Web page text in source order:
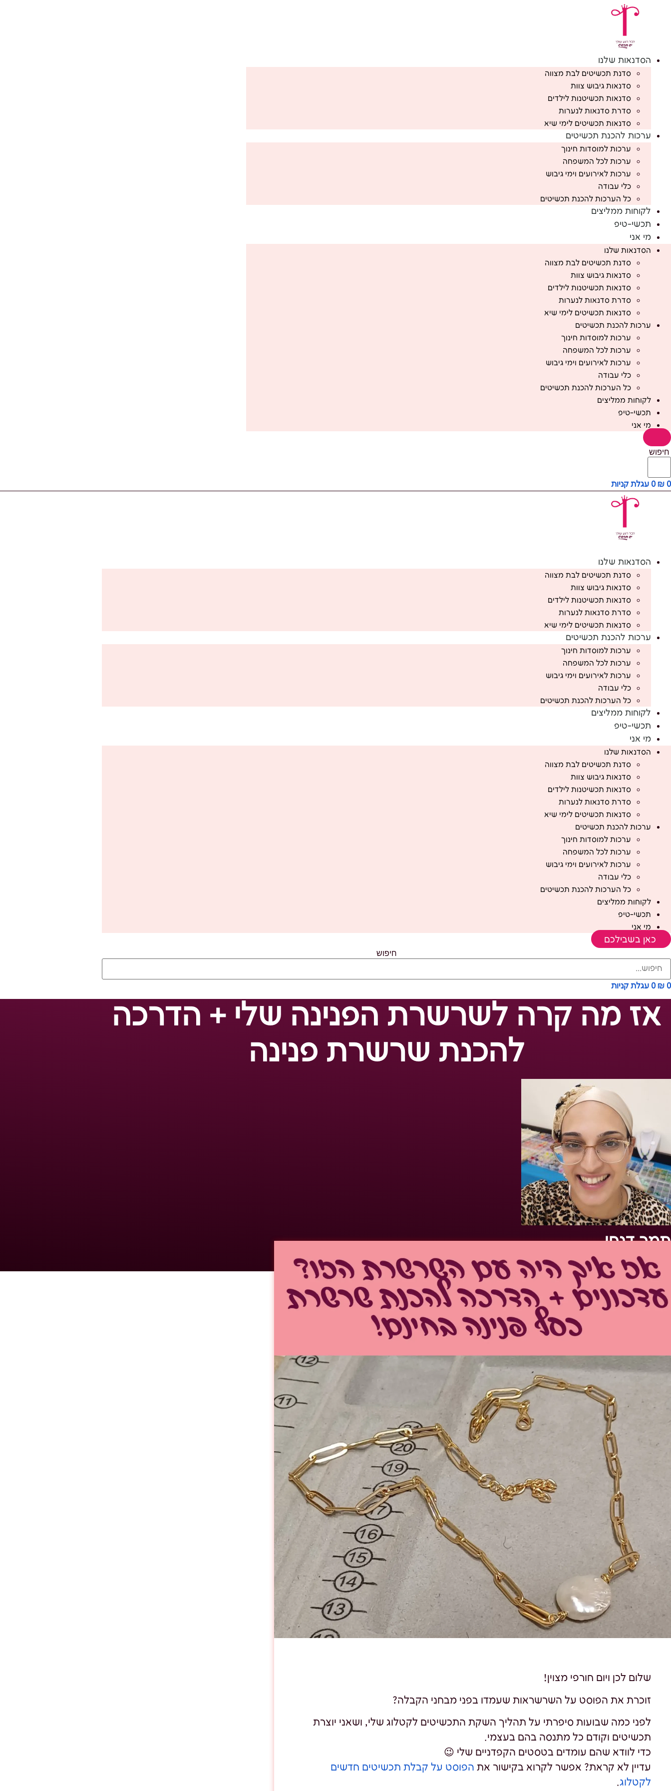
הסדנאות שלנו
סדנת תכשיטים לבת מצווה
סדנאות גיבוש צוות
סדנאות תכשיטנות לילדים
סדרת סדנאות לנערות
סדנאות תכשיטים לימי שיא
ערכות להכנת תכשיטים
ערכות למוסדות חינוך
ערכות לכל המשפחה
ערכות לאירועים וימי גיבוש
כלי עבודה
כל הערכות להכנת תכשיטים
לקוחות ממליצים
תכשי-טיפ
מי אני
הסדנאות שלנו
סדנת תכשיטים לבת מצווה
סדנאות גיבוש צוות
סדנאות תכשיטנות לילדים
סדרת סדנאות לנערות
סדנאות תכשיטים לימי שיא
ערכות להכנת תכשיטים
ערכות למוסדות חינוך
ערכות לכל המשפחה
ערכות לאירועים וימי גיבוש
כלי עבודה
כל הערכות להכנת תכשיטים
לקוחות ממליצים
תכשי-טיפ
מי אני
חיפוש
₪ 0
0 עגלת קניות
הסדנאות שלנו
סדנת תכשיטים לבת מצווה
סדנאות גיבוש צוות
סדנאות תכשיטנות לילדים
סדרת סדנאות לנערות
סדנאות תכשיטים לימי שיא
ערכות להכנת תכשיטים
ערכות למוסדות חינוך
ערכות לכל המשפחה
ערכות לאירועים וימי גיבוש
כלי עבודה
כל הערכות להכנת תכשיטים
לקוחות ממליצים
תכשי-טיפ
מי אני
הסדנאות שלנו
סדנת תכשיטים לבת מצווה
סדנאות גיבוש צוות
סדנאות תכשיטנות לילדים
סדרת סדנאות לנערות
סדנאות תכשיטים לימי שיא
ערכות להכנת תכשיטים
ערכות למוסדות חינוך
ערכות לכל המשפחה
ערכות לאירועים וימי גיבוש
כלי עבודה
כל הערכות להכנת תכשיטים
לקוחות ממליצים
תכשי-טיפ
מי אני
כאן בשבילכם
חיפוש
₪ 0
0 עגלת קניות
אז מה קרה לשרשרת הפנינה שלי + הדרכה
להכנת שרשרת פנינה
תמר דנחי
דף הבית »אז מה קרה לשרשרת הפנינה שלי + הדרכה להכנת שרשרת פנינה
שלום לכן ויום חורפי מצוין!
זוכרת את הפוסט על השרשראות שעמדו בפני מבחני הקבלה?
לפני כמה שבועות סיפרתי על תהליך השקת התכשיטים לקטלוג שלי, ושאני יוצרת
תכשיטים וקודם כל מתנסה בהם בעצמי.
​כדי לוודא שהם עומדים בטסטים הקפדניים שלי 😉
עדיין לא קראת? אפשר לקרוא בקישור את הפוסט על קבלת תכשיטים חדשים
לקטלוג.